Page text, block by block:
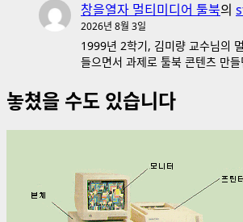
창을열자 멀티미디어 툴북의
2026년 8월 3일
1999년 2학기, 김미량 교수님의
들으면서 과제로 툴북 콘텐츠 만
놓쳤을 수도 있습니다